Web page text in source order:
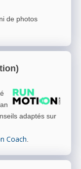
de photos
adaptés sur
Coach.